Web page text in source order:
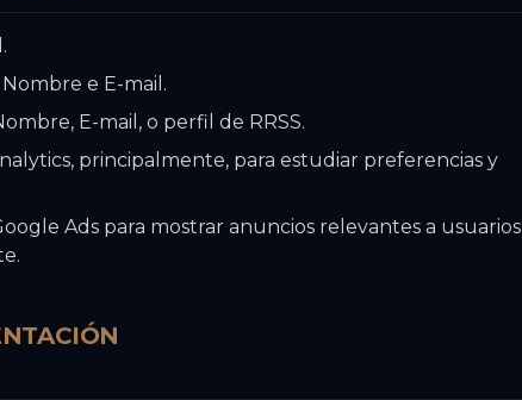
Nombre e E-mail.
E-mail, o perfil de RRSS.
principalmente, para estudiar preferencias y
Ads para mostrar anuncios relevantes a usuarios